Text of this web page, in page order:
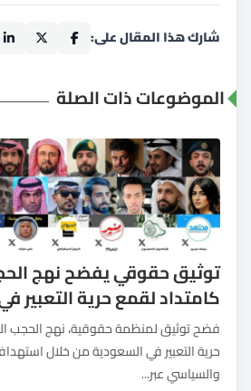
شارك هذا المقال على:
الموضوعات ذات الصلة
توثيق حقوقي يفضح نهج
كامتداد لقمع حرية التعبير
فضح توثيق لمنظمة حقوقية، نهج الحجب
حرية التعبير في السعودية من خلال
والسياسي عبر...